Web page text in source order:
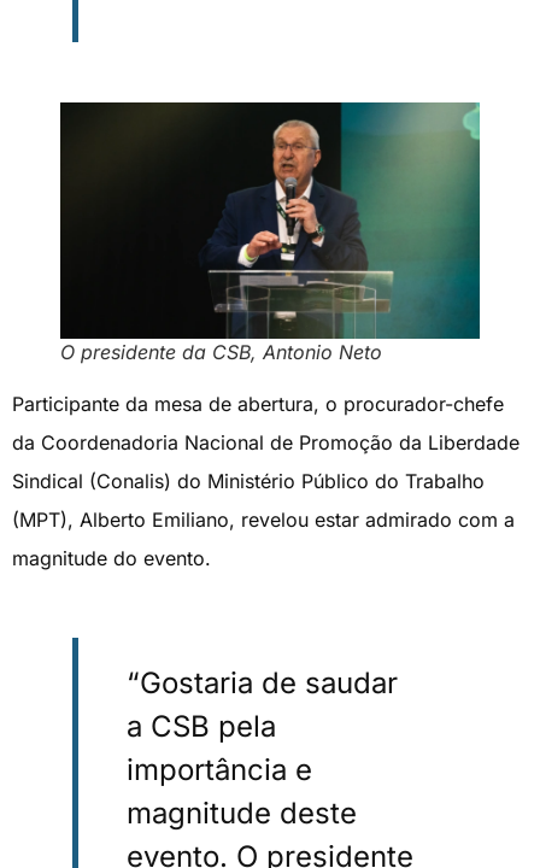
O presidente da CSB, Antonio Neto
Participante da mesa de abertura, o procurador-chefe
da Coordenadoria Nacional de Promoção da Liberdade
Sindical (Conalis) do Ministério Público do Trabalho
(MPT), Alberto Emiliano, revelou estar admirado com a
magnitude do evento.
“Gostaria de saudar
a CSB pela
importância e
magnitude deste
evento. O presidente